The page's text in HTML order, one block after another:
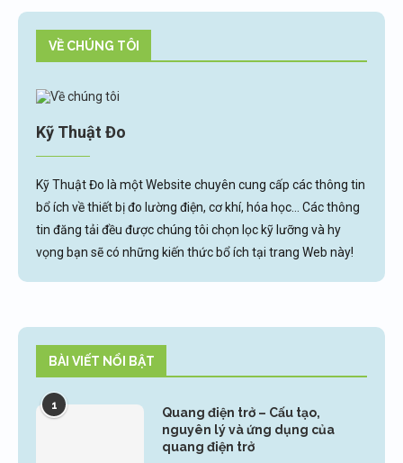
VỀ CHÚNG TÔI
Kỹ Thuật Đo
Kỹ Thuật Đo là một Website chuyên cung cấp các thông tin
bổ ích về thiết bị đo lường điện, cơ khí, hóa học... Các thông
tin đăng tải đều được chúng tôi chọn lọc kỹ lưỡng và hy
vọng bạn sẽ có những kiến thức bổ ích tại trang Web này!
BÀI VIẾT NỔI BẬT
1
Quang điện trở – Cấu tạo,
nguyên lý và ứng dụng của
quang điện trở